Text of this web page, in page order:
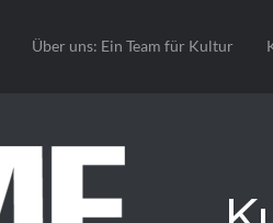
Über uns: Ein Team für Kultur